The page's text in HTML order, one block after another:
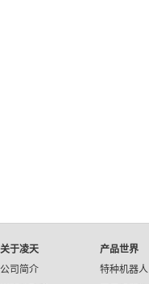
关于凌天
公司简介
产品世界
特种机器人